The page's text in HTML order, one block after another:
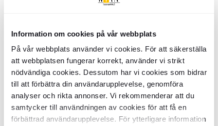
Information om cookies på vår webbplats
På vår webbplats använder vi cookies. För att säkerställa
att webbplatsen fungerar korrekt, använder vi strikt
nödvändiga cookies. Dessutom har vi cookies som bidrar
till att förbättra din användarupplevelse, genomföra
analyser och rikta annonser. Vi rekommenderar att du
samtycker till användningen av cookies för att få en
förbättrad användarupplevelse. För ytterligare information
709
SpejlClaritymed
Baggrundsbelysning 120 cm
BDX3157
Overflade:
Materiale:Spegel
3048DKK4973DKK-39%
SpejlClarity80x80 cm med
Baggrundsbelysning
BDX3102
Overflade:
Materiale:Spegel
1579DKK2531DKK-38%